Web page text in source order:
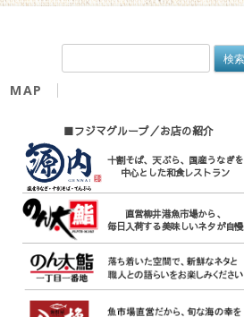
検
MAP
■フジマグループ／お店の紹介
十割そば、天ぷら、国産うなぎを
中心とした和食レストラン
直営柳井港魚市場から、
毎日入荷する美味しいネタが自慢